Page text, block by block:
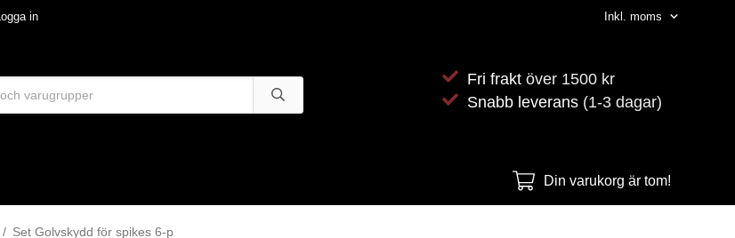
Logga in
Fri frakt över 1500 kr
Snabb leverans (1-3 dagar)
Din varukorg är tom!
/ Set Golvskydd för spikes 6-p